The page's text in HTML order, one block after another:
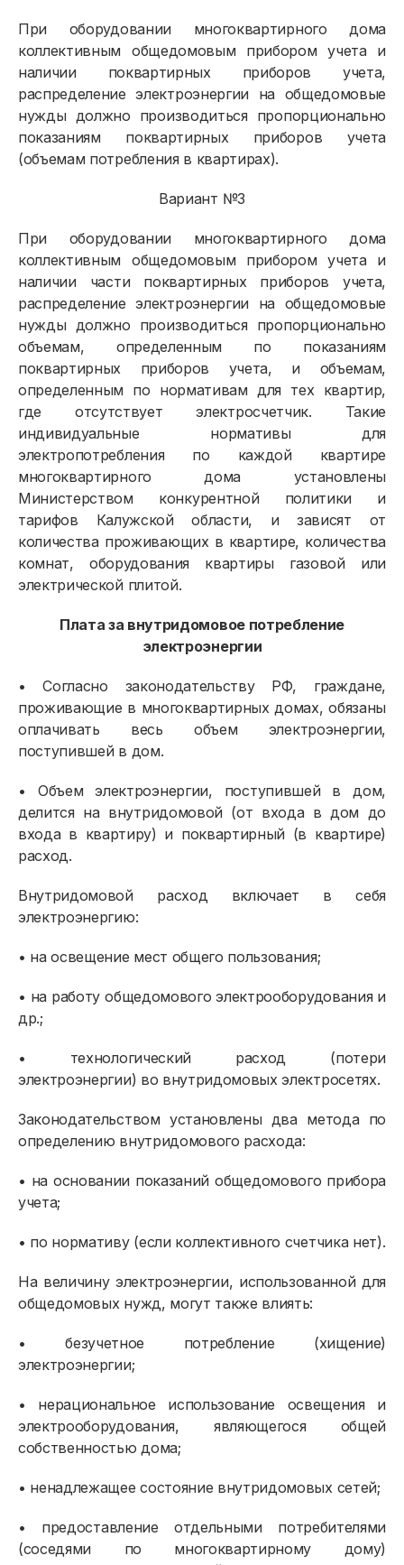
При оборудовании многоквартирного дома
коллективным общедомовым прибором учета и
наличии поквартирных приборов учета,
распределение электроэнергии на общедомовые
нужды должно производиться пропорционально
показаниям поквартирных приборов учета
(объемам потребления в квартирах).
Вариант №3
При оборудовании многоквартирного дома
коллективным общедомовым прибором учета и
наличии части поквартирных приборов учета,
распределение электроэнергии на общедомовые
нужды должно производиться пропорционально
объемам, определенным по показаниям
поквартирных приборов учета, и объемам,
определенным по нормативам для тех квартир,
где отсутствует электросчетчик. Такие
индивидуальные нормативы для
электропотребления по каждой квартире
многоквартирного дома установлены
Министерством конкурентной политики и
тарифов Калужской области, и зависят от
количества проживающих в квартире, количества
комнат, оборудования квартиры газовой или
электрической плитой.
Плата за внутридомовое потребление
электроэнергии
• Согласно законодательству РФ, граждане,
проживающие в многоквартирных домах, обязаны
оплачивать весь объем электроэнергии,
поступившей в дом.
• Объем электроэнергии, поступившей в дом,
делится на внутридомовой (от входа в дом до
входа в квартиру) и поквартирный (в квартире)
расход.
Внутридомовой расход включает в себя
электроэнергию:
• на освещение мест общего пользования;
• на работу общедомового электрооборудования и
др.;
• технологический расход (потери
электроэнергии) во внутридомовых электросетях.
Законодательством установлены два метода по
определению внутридомового расхода:
• на основании показаний общедомового прибора
учета;
• по нормативу (если коллективного счетчика нет).
На величину электроэнергии, использованной для
общедомовых нужд, могут также влиять:
• безучетное потребление (хищение)
электроэнергии;
• нерациональное использование освещения и
электрооборудования, являющегося общей
собственностью дома;
• ненадлежащее состояние внутридомовых сетей;
• предоставление отдельными потребителями
(соседями по многоквартирному дому)
Договор энергоснабжения
Расчёты и оплата
Приборы учёта и показания
Должникам